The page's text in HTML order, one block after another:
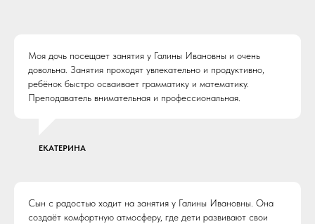
Моя дочь посещает занятия у Галины Ивановны и очень
довольна. Занятия проходят увлекательно и продуктивно,
ребёнок быстро осваивает грамматику и математику.
Преподаватель внимательная и профессиональная.
ЕКАТЕРИНА
Сын с радостью ходит на занятия у Галины Ивановны. Она
создаёт комфортную атмосферу, где дети развивают свои